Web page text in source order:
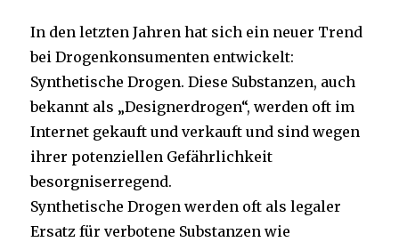
In den letzten Jahren hat sich ein neuer Trend
bei Drogenkonsumenten entwickelt:
Synthetische Drogen. Diese Substanzen, auch
bekannt als „Designerdrogen“, werden oft im
Internet gekauft und verkauft und sind wegen
ihrer potenziellen Gefährlichkeit
besorgniserregend.
Synthetische Drogen werden oft als legaler
Ersatz für verbotene Substanzen wie